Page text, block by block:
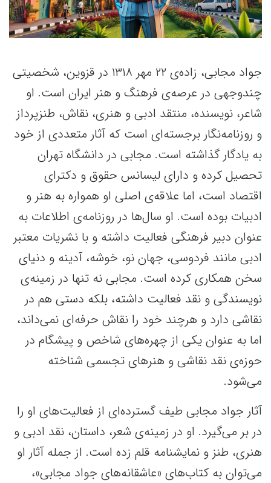
جواد مجابی، زاده‌ی ۲۲ مهر ۱۳۱۸ در قزوین، شخصیتی
چندوجهی در عرصه‌ی فرهنگ و هنر ایران است. او
شاعر، نویسنده، منتقد ادبی و هنری، نقاش، طنزپرداز
و روزنامه‌نگار برجسته‌ای است که آثار متعددی از خود
به یادگار گذاشته است. مجابی در دانشگاه تهران
تحصیل کرده و دارای لیسانس حقوق و دکترای
اقتصاد است، اما علاقه‌ی اصلی او همواره به هنر و
ادبیات بوده است. او سال‌ها در روزنامه‌ی اطلاعات به
عنوان دبیر فرهنگی فعالیت داشته و با نشریات معتبر
ادبی مانند فردوسی، جهان نو، خوشه، آدینه و دنیای
سخن همکاری کرده است. مجابی نه تنها در زمینه‌ی
نویسندگی و نقد فعالیت داشته، بلکه دستی هم در
نقاشی دارد و هرچند خود را نقاش حرفه‌ای نمی‌داند،
اما به عنوان یکی از چهره‌های شاخص و پیشگام در
حوزه‌ی نقد نقاشی و هنرهای تجسمی شناخته
می‌شود.
آثار جواد مجابی طیف گسترده‌ای از فعالیت‌های او را
در بر می‌گیرد. او در زمینه‌ی شعر، داستان، نقد ادبی و
هنری، طنز و نمایشنامه قلم زده است. از جمله آثار او
می‌توان به کتاب‌های «عاشقانه‌های جواد مجابی»،